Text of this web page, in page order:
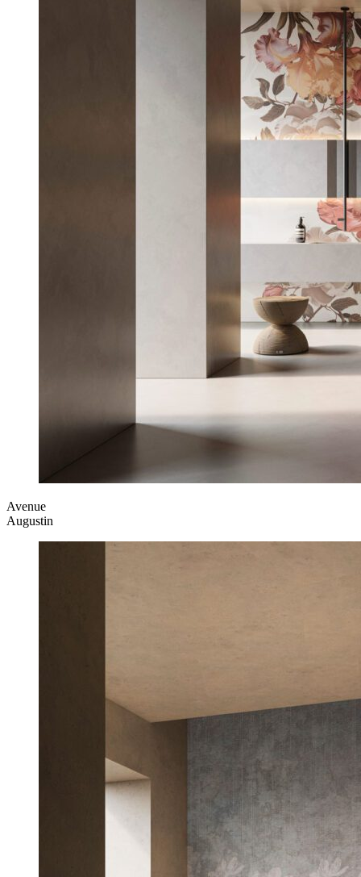
Avenue
Augustin